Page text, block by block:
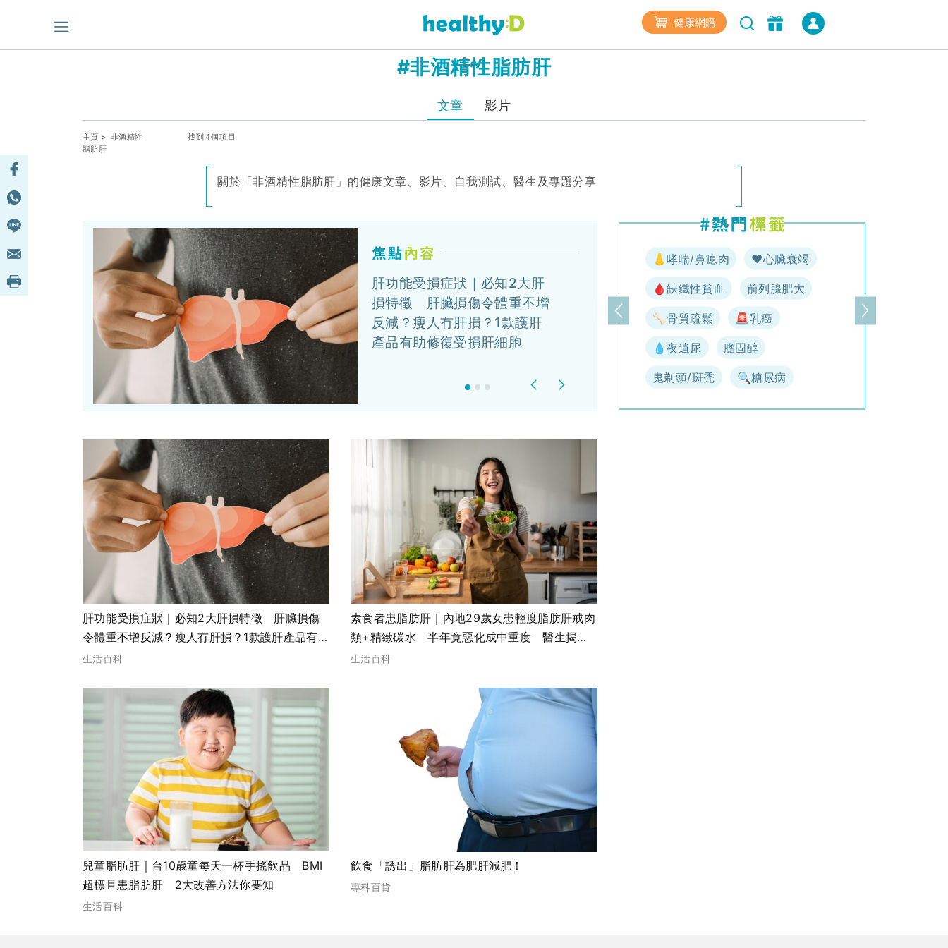
健康網購
#非酒精性脂肪肝
文章 影片
主頁 > 非酒精性
脂肪肝
找到4個項目
關於「非酒精性脂肪肝」的健康文章、影片、自我測試、醫生及專題分享
肝功能受損症狀｜必知2大肝
損特徵 肝臟損傷令體重不增
反減？瘦人冇肝損？1款護肝
產品有助修復受損肝細胞
Previous
上一頁
👃哮喘/鼻瘜肉 ♥️心臟衰竭
🩸缺鐵性貧血 前列腺肥大
🦴骨質疏鬆 🚨乳癌
💧夜遺尿 膽固醇
鬼剃頭/斑禿 🔍糖尿病
下一頁
肝功能受損症狀｜必知2大肝損特徵 肝臟損傷
令體重不增反減？瘦人冇肝損？1款護肝產品有
助修復受損肝細胞
生活百科
素食者患脂肪肝｜內地29歲女患輕度脂肪肝戒肉
類+精緻碳水 半年竟惡化成中重度 醫生揭關
鍵原因
生活百科
兒童脂肪肝｜台10歲童每天一杯手搖飲品 BMI
超標且患脂肪肝 2大改善方法你要知
生活百科
飲食「誘出」脂肪肝為肥肝減肥！
專科百貨